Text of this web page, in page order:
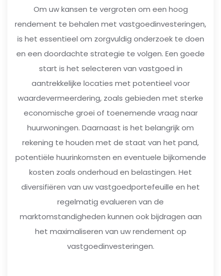
Om uw kansen te vergroten om een hoog
rendement te behalen met vastgoedinvesteringen,
is het essentieel om zorgvuldig onderzoek te doen
en een doordachte strategie te volgen. Een goede
start is het selecteren van vastgoed in
aantrekkelijke locaties met potentieel voor
waardevermeerdering, zoals gebieden met sterke
economische groei of toenemende vraag naar
huurwoningen. Daarnaast is het belangrijk om
rekening te houden met de staat van het pand,
potentiële huurinkomsten en eventuele bijkomende
kosten zoals onderhoud en belastingen. Het
diversifiëren van uw vastgoedportefeuille en het
regelmatig evalueren van de
marktomstandigheden kunnen ook bijdragen aan
het maximaliseren van uw rendement op
vastgoedinvesteringen.